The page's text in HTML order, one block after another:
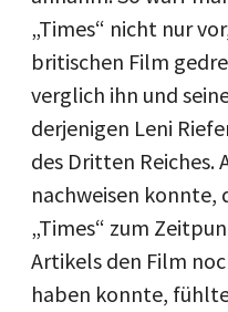
„Times“ nicht nur
britischen Film
verglich ihn und
derjenigen Leni
des Dritten Reiches.
nachweisen konnte,
„Times“ zum
Artikels den Film
haben konnte,